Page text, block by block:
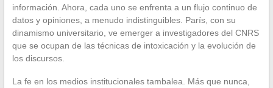
información. Ahora, cada uno se enfrenta a un flujo continuo de
datos y opiniones, a menudo indistinguibles. París, con su
dinamismo universitario, ve emerger a investigadores del CNRS
que se ocupan de las técnicas de intoxicación y la evolución de
los discursos.
La fe en los medios institucionales tambalea. Más que nunca,